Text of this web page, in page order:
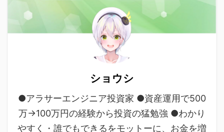
ショウシ
●アラサーエンジニア投資家 ●資産運用で500
万→100万円の経験から投資の猛勉強 ●わかり
やすく・誰でもできるをモットーに、お金を増